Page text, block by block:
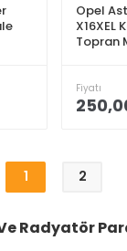
Opel
X16XEL
Topran
Fiyatı
1 2
Radyatör